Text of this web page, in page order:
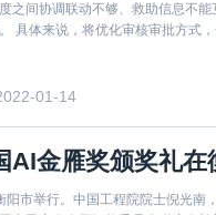
之间协调联动不够、救助信息不
具体来说，将优化审核审批方式
01-14
AI金雁奖颁奖礼在
市举行。中国工程院院士倪光